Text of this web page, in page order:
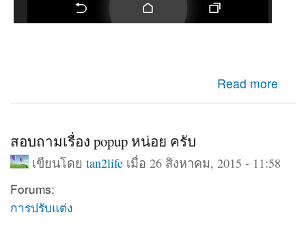
Read more
about มาติดตั้ง ไลน์ Line กดแชร์กันบน Drupalกันทั่วพี่น้อง
ครับ
สอบถามเรื่อง popup หน่อย ครับ
เขียนโดย tan2lifeเมื่อ 26 สิงหาคม, 2015 - 11:58
Forums:
การปรับแต่ง